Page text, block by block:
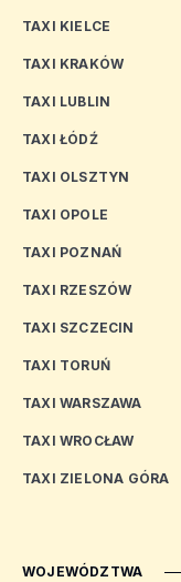
TAXI KIELCE
TAXI KRAKÓW
TAXI LUBLIN
TAXI ŁÓDŹ
TAXI OLSZTYN
TAXI OPOLE
TAXI POZNAŃ
TAXI RZESZÓW
TAXI SZCZECIN
TAXI TORUŃ
TAXI WARSZAWA
TAXI WROCŁAW
TAXI ZIELONA GÓRA
WOJEWÓDZTWA